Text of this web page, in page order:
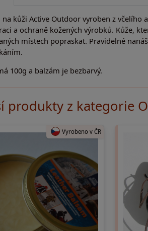
na kůži Active Outdoor vyroben z
a ochraně kožených výrobků. Kůže,
místech popraskat. Pravidelné
100g a balzám je bezbarvý.
produkty z kategorie
Vyrobeno v ČR